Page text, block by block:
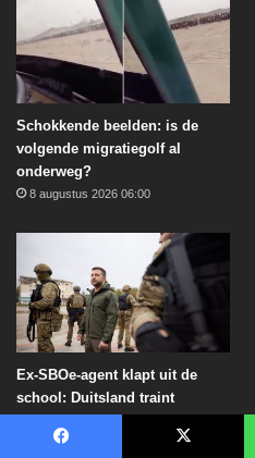
Schokkende beelden: is de
volgende migratiegolf al
onderweg?
8 augustus 2026 06:00
Ex-SBOe-agent klapt uit de
school: Duitsland traint
nazisympathieën